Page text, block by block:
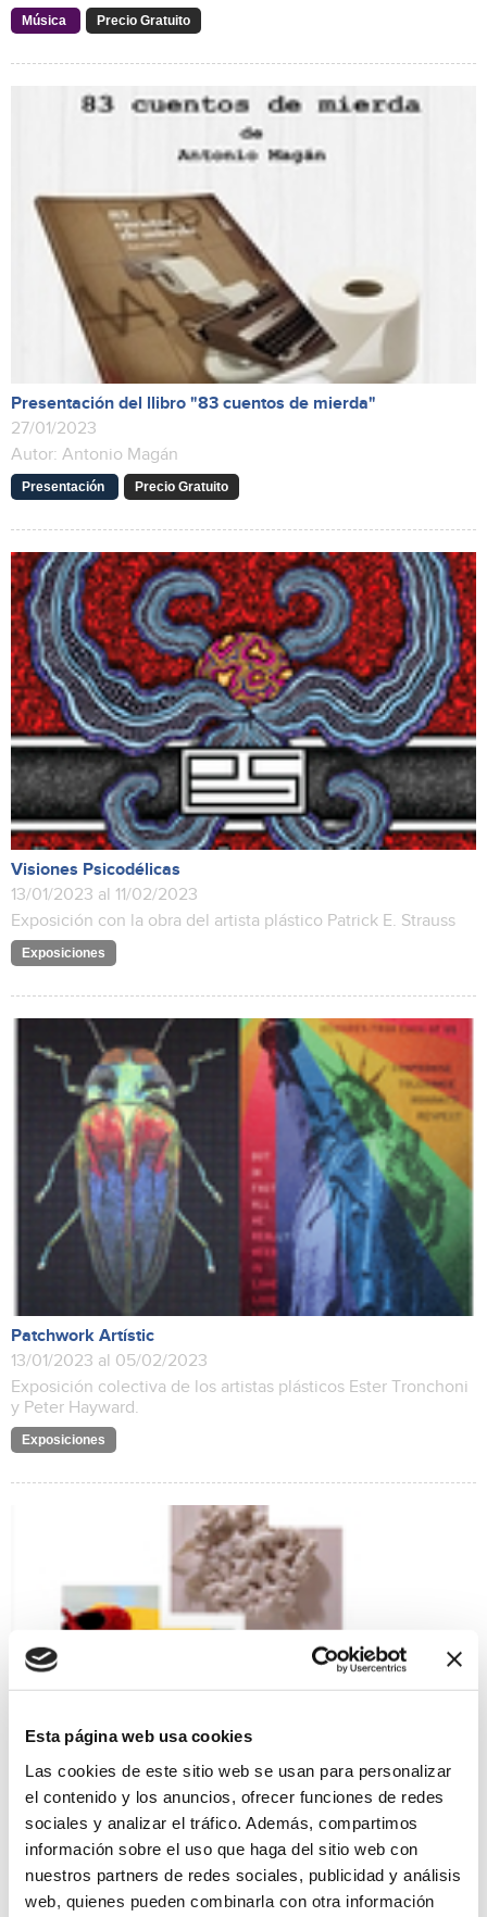
Esta página web usa cookies
Las cookies de este sitio web se usan para personalizar
el contenido y los anuncios, ofrecer funciones de redes
sociales y analizar el tráfico. Además, compartimos
información sobre el uso que haga del sitio web con
nuestros partners de redes sociales, publicidad y análisis
web, quienes pueden combinarla con otra información
Música Precio Gratuito
Presentación del llibro "83 cuentos de mierda"
27/01/2023
Autor: Antonio Magán
Presentación Precio Gratuito
Visiones Psicodélicas
13/01/2023 al 11/02/2023
Exposición con la obra del artista plástico Patrick E. Strauss
Exposiciones
Patchwork Artístic
13/01/2023 al 05/02/2023
Exposición colectiva de los artistas plásticos Ester Tronchoni
y Peter Hayward.
Exposiciones
Semiótica efímera
13/01/2023 al 12/02/2023
Exposicón del grupo LIBERA formado por las artistas plásticas
Esperanza Durán-Delgado, Raquel Puerta Varó y Rocío